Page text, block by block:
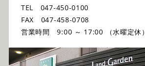
TEL 047-450-0100
FAX 047-458-0708
営業時間 9:00 ～ 17:00 （水曜定休）